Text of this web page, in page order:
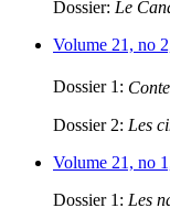
Dossier: Le
Volume 21, no
Dossier 1:
Dossier 2: Les
Volume 21, no
Dossier 1: Les